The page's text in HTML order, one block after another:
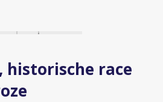
historische race